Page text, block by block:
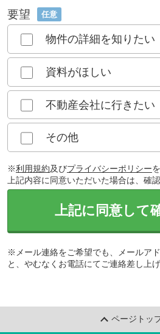
要望 任意
物件の詳細を知りたい
資料がほしい
不動産会社に行きたい
その他
※利用規約及びプライバシーポリシー
上記内容に同意いただいた場合は、確
上記に同意して
※メール連絡をご希望でも、メールア
と、やむなくお電話にてご連絡差し上
ページトッ